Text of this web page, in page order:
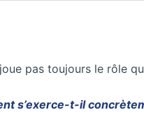
pas toujours le rôle
s’exerce-t-il